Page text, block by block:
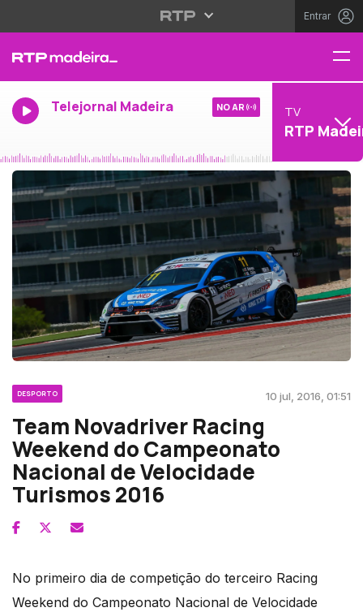
Entrar
Telejornal Madeira NO AR TV
RTP
DESPORTO 10 jul, 2016, 01:51
Team Novadriver Racing
Weekend do Campeonato
Nacional de Velocidade
Turismos 2016
No primeiro dia de competição do terceiro Racing
Weekend do Campeonato Nacional de Velocidade